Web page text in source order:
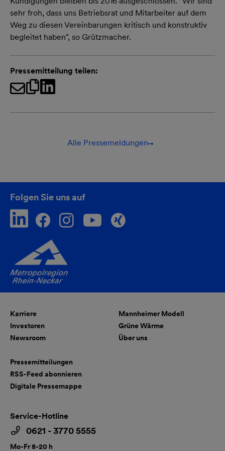
sehr froh, dass uns Betriebsrat und Mitarbeiter auf dem
Weg zu diesen Vereinbarungen kritisch und konstruktiv
begleitet haben", so Grützmacher.
Pressemitteilung teilen:
Alle Pressemeldungen
Folgen Sie uns auf
Karriere
Investoren
Newsroom
Mannheimer Modell
Grüne Wärme
Über uns
Pressemitteilungen
RSS-Feed abonnieren
Digitale Pressemappe
Service-Hotline
0621 - 3770 5555
Mo-Fr 8-20 h